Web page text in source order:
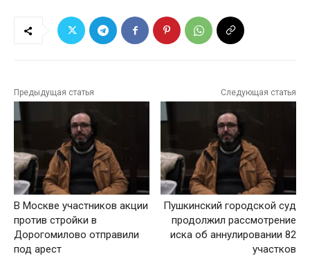
Предыдущая статья
В Москве участников акции
против стройки в
Дорогомилово отправили
под арест
Следующая статья
Пушкинский городской суд
продолжил рассмотрение
иска об аннулировании 82
участков